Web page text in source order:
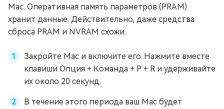
Mac. Оперативная память параметров (PRAM)
хранит данные. Действительно, даже средства
сброса PRAM и NVRAM схожи.
Закройте Mac и включите его. Нажмите вместе
клавиши Опция + Команда + P + R и удерживайте
их около 20 секунд.
В течение этого периода ваш Mac будет